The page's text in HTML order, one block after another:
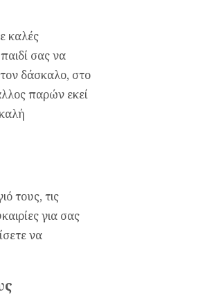
καλές
σας να
δάσκαλο, στο
παρών εκεί
τους, τις
για σας
να